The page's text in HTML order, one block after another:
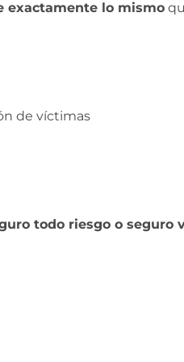
exactamente lo mismo
de víctimas
todo riesgo o seguro